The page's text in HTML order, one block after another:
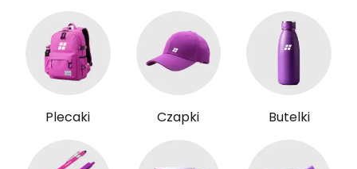
Plecaki Czapki Butelki